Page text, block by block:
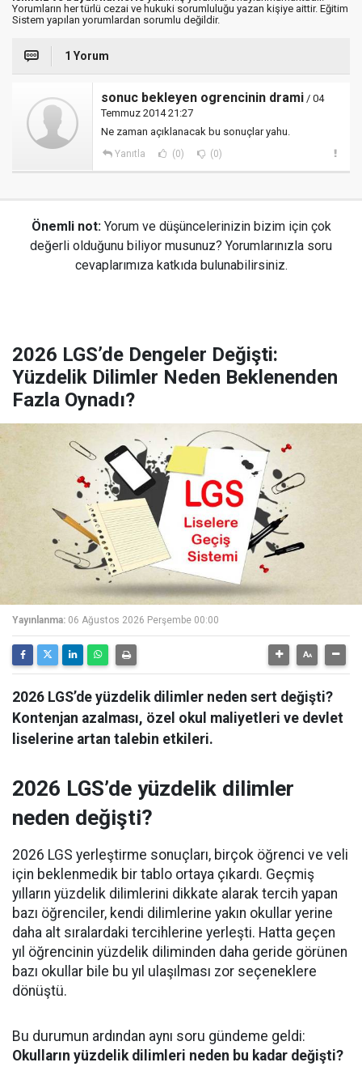
Yorumların her türlü cezai ve hukuki sorumluluğu yazan kişiye aittir. Eğitim
Sistem yapılan yorumlardan sorumlu değildir.
1 Yorum
sonuc bekleyen ogrencinin drami / 04
Temmuz 2014 21:27
Ne zaman açıklanacak bu sonuçlar yahu.
Yanıtla (0) (0)
Önemli not: Yorum ve düşüncelerinizin bizim için çok
değerli olduğunu biliyor musunuz? Yorumlarınızla soru
cevaplarımıza katkıda bulunabilirsiniz.
2026 LGS’de Dengeler Değişti:
Yüzdelik Dilimler Neden Beklenenden
Fazla Oynadı?
Yayınlanma: 06 Ağustos 2026 Perşembe 00:00
2026 LGS’de yüzdelik dilimler neden sert değişti?
Kontenjan azalması, özel okul maliyetleri ve devlet
liselerine artan talebin etkileri.
2026 LGS’de yüzdelik dilimler
neden değişti?
2026 LGS yerleştirme sonuçları, birçok öğrenci ve veli
için beklenmedik bir tablo ortaya çıkardı. Geçmiş
yılların yüzdelik dilimlerini dikkate alarak tercih yapan
bazı öğrenciler, kendi dilimlerine yakın okullar yerine
daha alt sıralardaki tercihlerine yerleşti. Hatta geçen
yıl öğrencinin yüzdelik diliminden daha geride görünen
bazı okullar bile bu yıl ulaşılması zor seçeneklere
dönüştü.
Bu durumun ardından aynı soru gündeme geldi:
Okulların yüzdelik dilimleri neden bu kadar değişti?